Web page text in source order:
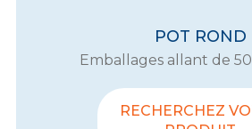
POT ROND
Emballages allant de 50
RECHERCHEZ